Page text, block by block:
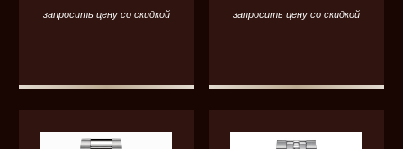
запросить цену со скидкой запросить цену со скидкой